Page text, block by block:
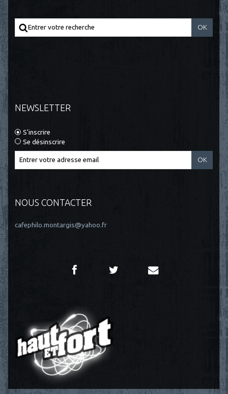
NEWSLETTER
S'inscrire
Se désinscrire
NOUS CONTACTER
cafephilo.montargis@yahoo.fr